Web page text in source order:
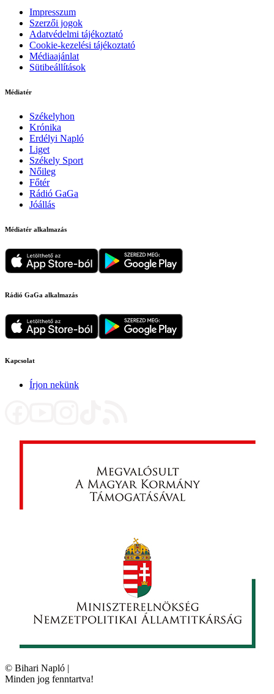
Impresszum
Szerzői jogok
Adatvédelmi tájékoztató
Cookie-kezelési tájékoztató
Médiaajánlat
Sütibeállítások
Médiatér
Székelyhon
Krónika
Erdélyi Napló
Liget
Székely Sport
Nőileg
Főtér
Rádió GaGa
Jóállás
Médiatér alkalmazás
Rádió GaGa alkalmazás
Kapcsolat
Írjon nekünk
© Bihari Napló |
Minden jog fenntartva!